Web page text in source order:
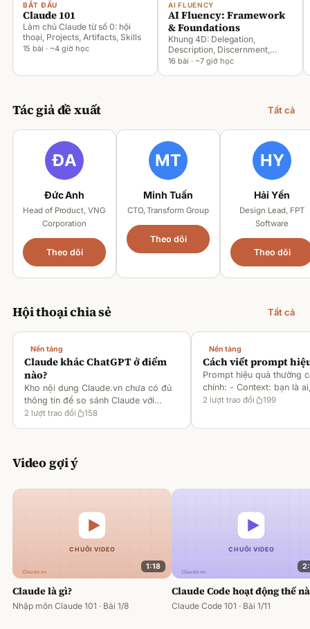
BẮT ĐẦU
Claude 101
Làm chủ Claude từ số 0: hội
thoại, Projects, Artifacts, Skills
15 bài · ~4 giờ học
AI FLUENCY
AI Fluency: Framework
& Foundations
Khung 4D: Delegation,
Description, Discernment,
Diligence
16 bài · ~7 giờ học
Tác giả đề xuất Tất cả
Đức Anh
Head of Product, VNG
Corporation
Theo dõi
Minh Tuấn
CTO, Transform Group
Theo dõi
Hải Yến
Design Lead, FPT
Software
Theo dõi
Hội thoại chia sẻ Tất cả
Nền tảng
Claude khác ChatGPT ở điểm
nào?
Kho nội dung Claude.vn chưa có đủ
thông tin để so sánh Claude với
ChatGPT. Hiện chỉ có tài liệu về
2 lượt trao đổi 158
Nền tảng
Cách viết prompt
Prompt hiệu quả thường
chính: - Context: bạn là
gì [1][2][6] - Task: muốn
2 lượt trao đổi 199
Video gợi ý
1:18
Claude là gì?
Nhập môn Claude 101 · Bài 1/8
Claude Code hoạt động thế
Claude Code 101 · Bài 1/11